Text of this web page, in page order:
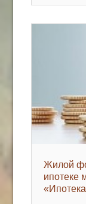
Жилой
ипотеке